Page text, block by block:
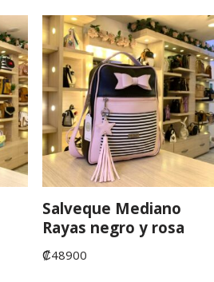
Salveque Mediano
Rayas negro y rosa
₡48900